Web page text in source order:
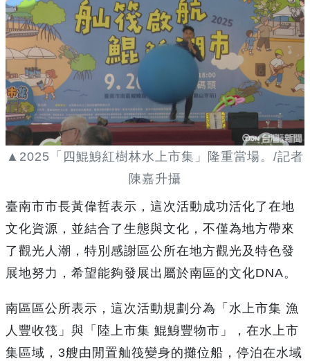
▲2025「四鯤鯓紅樹林水上市集」隆重當場。/記者
陳嘉升攝
臺南市市長黃偉哲表示，這次活動成功活化了在地
文化資源，並結合了生態與文化，不僅為地方帶來
了觀光人潮，特別感謝區公所在地方觀光及特色發
展地努力，希望能夠發展出屬於南區的文化DNA。
南區區公所表示，這次活動規劃分為「水上市集 漁
人豐收筏」與「陸上市集 鯤鯓豐物市」，在水上市
集區域，3艘由閒置舢筏變身的攤位船，停泊在水域